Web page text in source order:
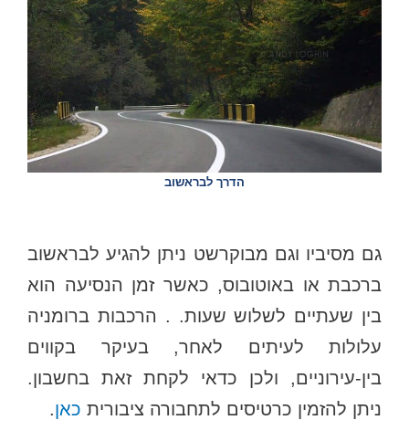
הדרך לבראשוב
גם מסיביו וגם מבוקרשט ניתן להגיע לבראשוב
ברכבת או באוטובוס, כאשר זמן הנסיעה הוא
בין שעתיים לשלוש שעות. . הרכבות ברומניה
עלולות לעיתים לאחר, בעיקר בקווים
בין-עירוניים, ולכן כדאי לקחת זאת בחשבון.
ניתן להזמין כרטיסים לתחבורה ציבורית כאן.